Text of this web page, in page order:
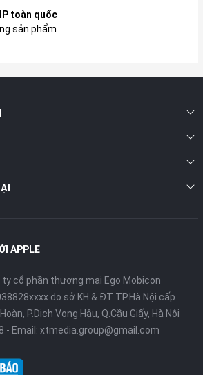
toàn quốc
sản phẩm
APPLE
ty cổ phần thương mại Ego Mobicon
do sở KH & ĐT TP.Hà Nội cấp
P.Dịch Vọng Hậu, Q.Cầu Giấy, Hà Nội
- Email: xtmedia.group@gmail.com